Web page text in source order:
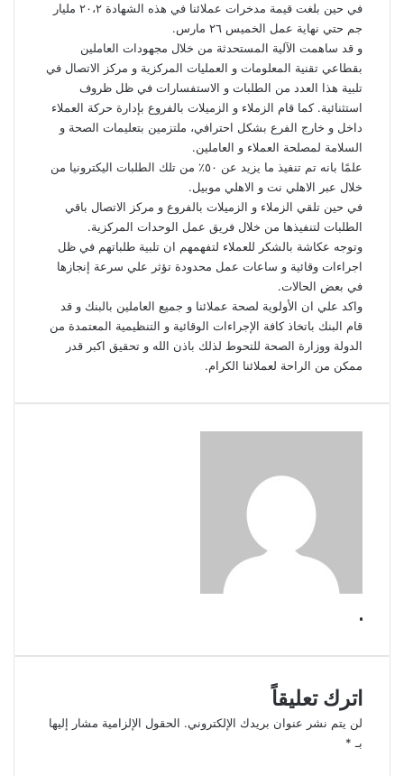
في حين بلغت قيمة مدخرات عملائنا في هذه الشهادة ٢٠،٢ مليار
جم حتي نهاية عمل الخميس ٢٦ مارس.
و قد ساهمت الآلية المستحدثة من خلال مجهودات العاملين
بقطاعي تقنية المعلومات و العمليات المركزية و مركز الاتصال في
تلبية هذا العدد من الطلبات و الاستفسارات في ظل ظروف
استثنائية. كما قام الزملاء و الزميلات بالفروع بإدارة حركة العملاء
داخل و خارج الفرع بشكل احترافي، ملتزمين بتعليمات الصحة و
السلامة لمصلحة العملاء و العاملين.
علمًا بانه تم تنفيذ ما يزيد عن ٥٠٪؜ من تلك الطلبات اليكترونيا من
خلال عبر الاهلي نت و الاهلي موبيل.
في حين تلقي الزملاء و الزميلات بالفروع و مركز الاتصال باقي
الطلبات لتنفيذها من خلال فريق عمل الوحدات المركزية.
وتوجه عكاشة بالشكر للعملاء لتفهمهم ان تلبية طلباتهم في ظل
اجراءات وقائية و ساعات عمل محدودة تؤثر علي سرعة إنجازها
في بعض الحالات.
واكد علي ان الأولوية لصحة عملائنا و جميع العاملين بالبنك و قد
قام البنك باتخاذ كافة الإجراءات الوقائية و التنظيمية المعتمدة من
الدولة ووزارة الصحة للتحوط لذلك باذن الله و تحقيق اكبر قدر
ممكن من الراحة لعملائنا الكرام.
.
اترك تعليقاً
لن يتم نشر عنوان بريدك الإلكتروني. الحقول الإلزامية مشار إليها
بـ *